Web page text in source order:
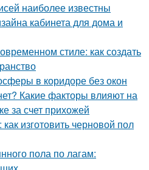
наиболее известны
кабинета для дома и
стиле: как создать
в коридоре без окон
Какие факторы влияют на
за счет прихожей
изготовить черновой пол
пола по лагам: